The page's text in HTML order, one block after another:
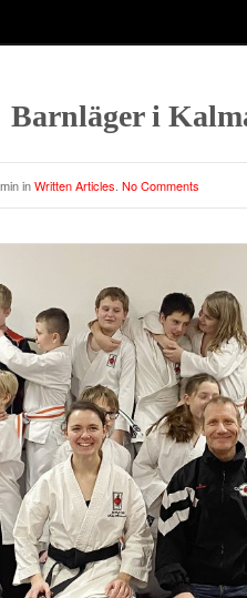
Barnläger i
inWritten Articles No Comments